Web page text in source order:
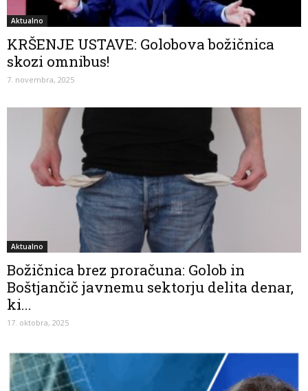
Aktualno
KRŠENJE USTAVE: Golobova božičnica
skozi omnibus!
7. novembra, 2025
Aktualno
Božičnica brez proračuna: Golob in
Boštjančič javnemu sektorju delita denar,
ki...
17. oktobra, 2025